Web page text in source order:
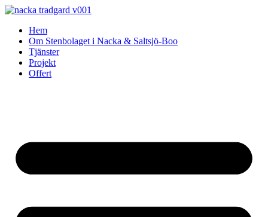
Skip
contentHem
Om Stenbolaget i Nacka & Saltsjö-Boo
Tjänster
Projekt
Offert